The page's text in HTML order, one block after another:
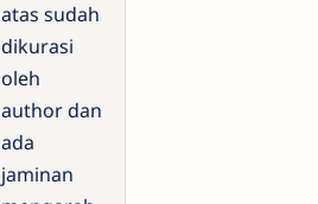
atas sudah
dikurasi
oleh
author dan
ada
jaminan